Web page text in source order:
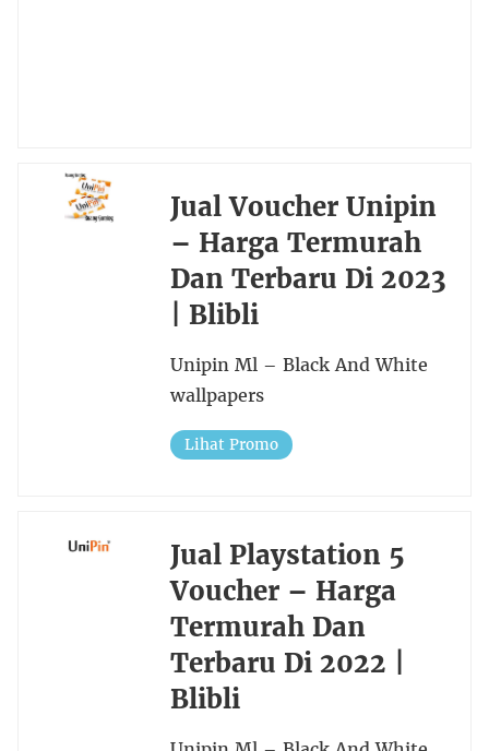
Jual Voucher Unipin
– Harga Termurah
Dan Terbaru Di 2023
| Blibli
Unipin Ml – Black And White
wallpapers
Lihat Promo
Jual Playstation 5
Voucher – Harga
Termurah Dan
Terbaru Di 2022 |
Blibli